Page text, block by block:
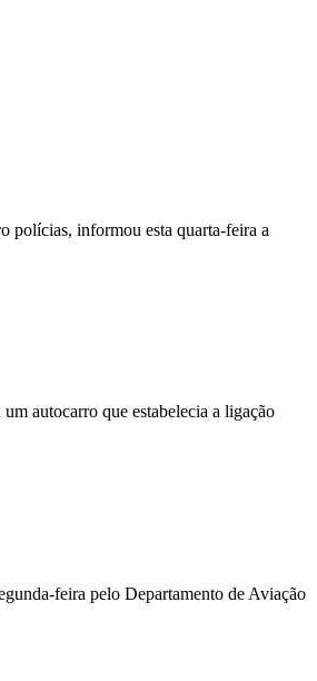
polícias, informou esta quarta-feira a
autocarro que estabelecia a ligação
feira pelo Departamento de Aviação